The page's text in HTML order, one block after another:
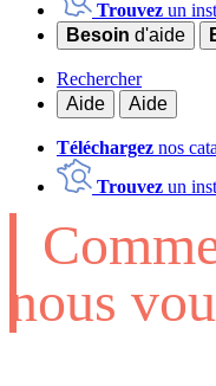
Trouvez un
Besoin d'aide
Rechercher
Aide
Aide
Téléchargez nos
Trouvez un
nous